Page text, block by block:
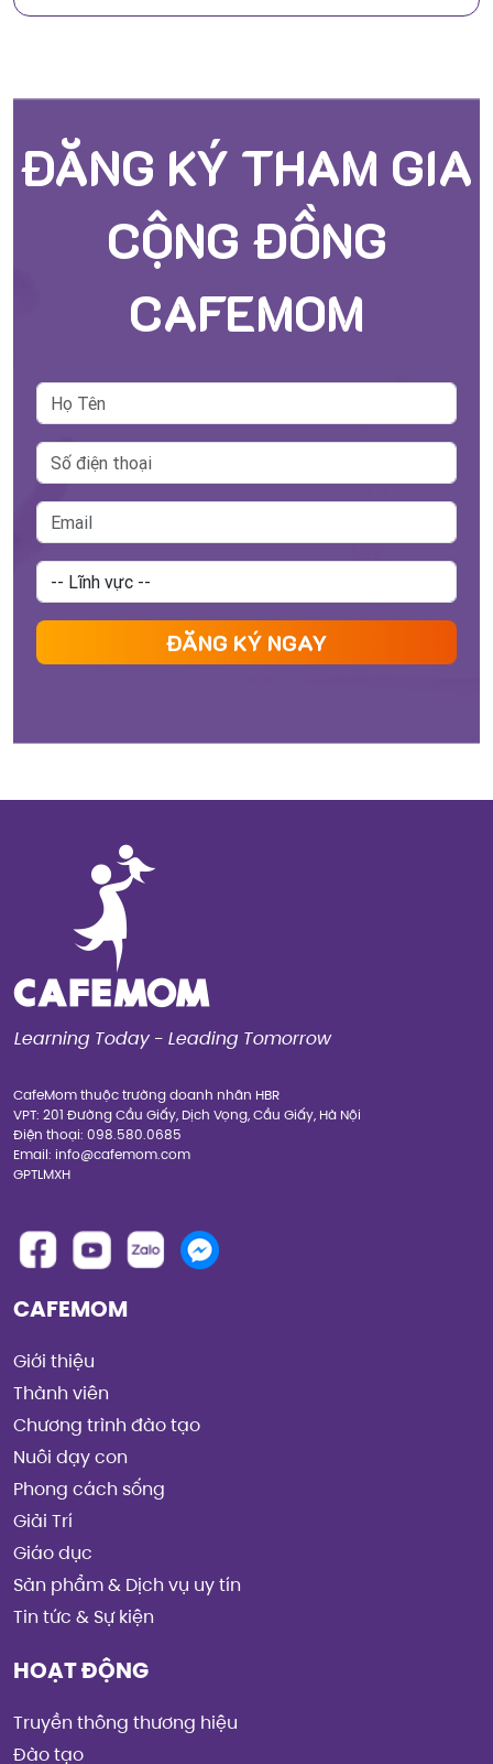
ĐĂNG KÝ THAM GIA
CỘNG ĐỒNG
CAFEMOM
ĐĂNG KÝ NGAY
Learning Today - Leading Tomorrow
CafeMom thuộc trường doanh nhân HBR
VPT: 201 Đường Cầu Giấy, Dịch Vọng, Cầu Giấy, Hà Nội
Điện thoại: 098.580.0685
Email: info@cafemom.com
GPTLMXH
CAFEMOM
Giới thiệu
Thành viên
Chương trình đào tạo
Nuôi dạy con
Phong cách sống
Giải Trí
Giáo dục
Sản phẩm & Dịch vụ uy tín
Tin tức & Sự kiện
HOẠT ĐỘNG
Truyền thông thương hiệu
Đào tạo